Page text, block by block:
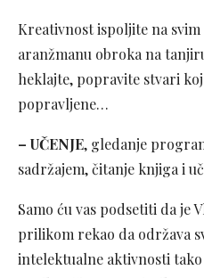
Kreativnost ispoljite na
aranžmanu obroka na
heklajte, popravite stvari
popravljene…
– UČENJE, gledanje
sadržajem, čitanje knjiga i
Samo ću vas podsetiti da je
prilikom rekao da održava
intelektualne aktivnosti tako